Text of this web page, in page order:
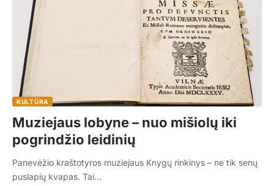
KULTŪRA
Muziejaus lobyne – nuo mišiolų iki
pogrindžio leidinių
Panevėžio kraštotyros muziejaus Knygų rinkinys – ne tik senų
puslapių kvapas. Tai…